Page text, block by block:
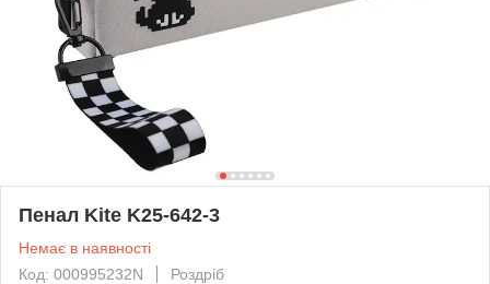
Пенал Kite K25-642-3
Немає в наявності
Код: 000995232N
Роздріб